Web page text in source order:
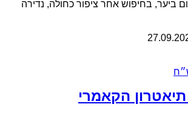
ביער, בחיפוש אחר ציפור כחולה, נדירה
תיאטרון הקאמרי